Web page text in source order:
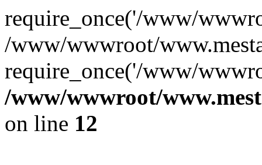
require_once('/www/
/www/wwwroot/
require_once('/www/
/www/wwwroot/
on line 12